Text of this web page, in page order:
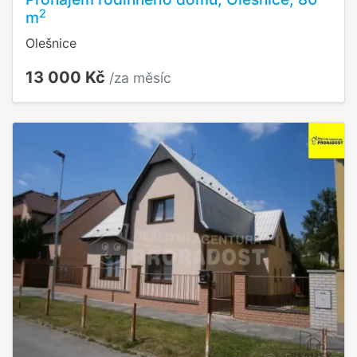
m2
Olešnice
13 000 Kč /za měsíc